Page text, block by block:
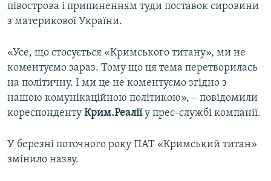
півострова і припиненням туди поставок сировини
з материкової України.
«Усе, що стосується «Кримського титану», ми не
коментуємо зараз. Тому що ця тема перетворилась
на політичну. І ми це не коментуємо згідно з
нашою комунікаційною політикою», – повідомили
кореспонденту Крим.Реаліїу прес-службі компанії.
У березні поточного року ПАТ «Кримський титан»
змінило назву.